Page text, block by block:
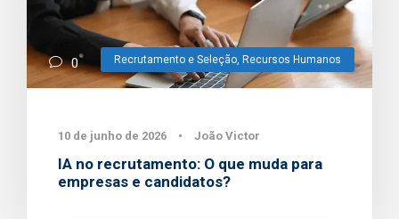
Recrutamento e Seleção, Recursos Humanos
0
10 de junho de 2026 • João Victor
IA no recrutamento: O que muda para
empresas e candidatos?